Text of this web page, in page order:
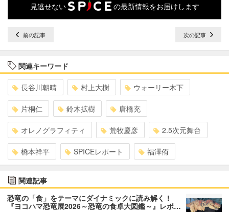
見逃せない の最新情報をお届けします
前の記事 次の記事
関連キーワード
長谷川朝晴 村上大樹 ウォーリー木下
片桐仁 鈴木拡樹 唐橋充
オレノグラフィティ 荒牧慶彦 2.5次元舞台
橋本祥平 SPICEレポート 福澤侑
関連記事
恐竜の「食」をテーマにダイナミックに読み解く！
『ヨコハマ恐竜展2026～恐竜の食卓大図鑑～』レポ…